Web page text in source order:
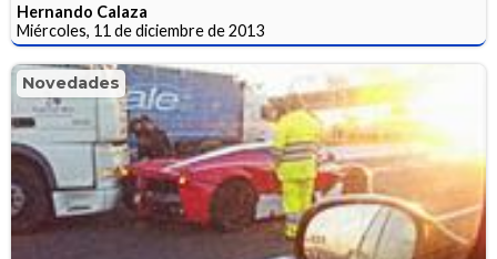
Hernando Calaza
Miércoles, 11 de diciembre de 2013
Novedades